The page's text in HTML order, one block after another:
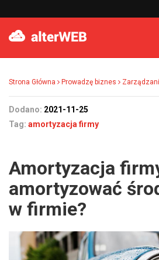
Strona Główna Prowadzę biznes
Dodano: 2021-11-25
Tag: amortyzacja firmy
Amortyzacja
amortyzować
w firmie?